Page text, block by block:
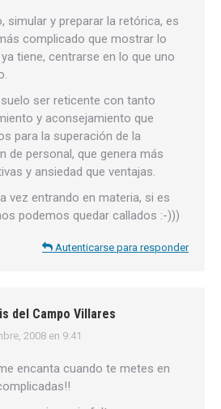
simular y preparar la retórica, es
complicado que mostrar lo
tiene, centrarse en lo que uno
ser reticente con tanto
y aconsejamiento que
para la superación de la
de personal, que genera más
y ansiedad que ventajas.
vez entrando en materia, si es
podemos quedar callados :-)))
Autenticarse para responder
del Campo Villares
2008 en 9:41
encanta cuando te metes en